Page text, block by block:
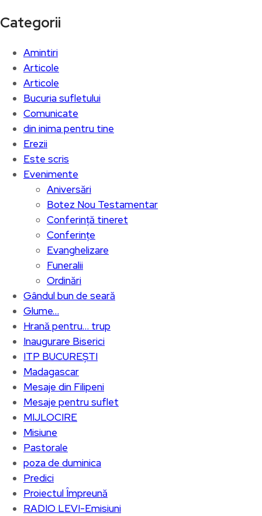
Categorii
Amintiri
Articole
Articole
Bucuria sufletului
Comunicate
din inima pentru tine
Erezii
Este scris
Evenimente
Aniversări
Botez Nou Testamentar
Conferință tineret
Conferințe
Evanghelizare
Funeralii
Ordinări
Gândul bun de seară
Glume…
Hrană pentru… trup
Inaugurare Biserici
ITP BUCUREȘTI
Madagascar
Mesaje din Filipeni
Mesaje pentru suflet
MIJLOCIRE
Misiune
Pastorale
poza de duminica
Predici
Proiectul Împreună
RADIO LEVI-Emisiuni